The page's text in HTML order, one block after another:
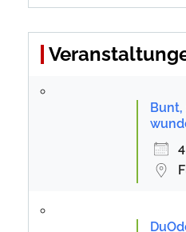
Bunt,